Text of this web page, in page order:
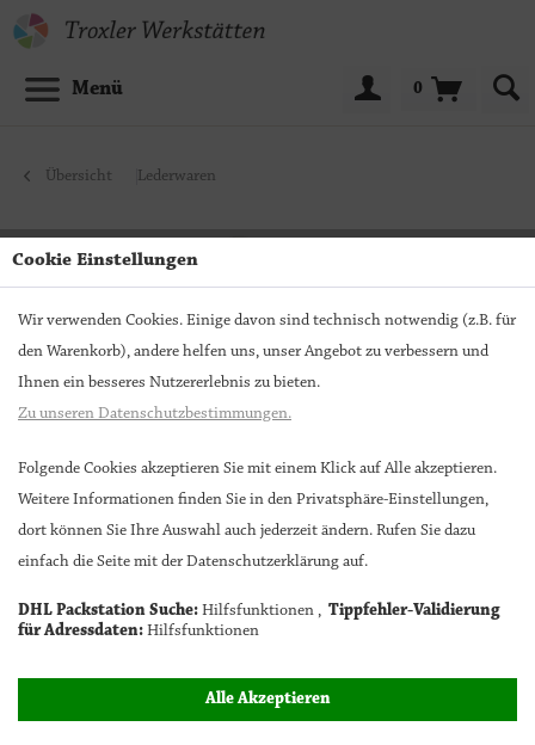
Menü 0
Übersicht Lederwaren
Globulitäschchen
Bitte wählen
In den Warenkorb
Cookie Einstellungen
Wir verwenden Cookies. Einige davon sind technisch notwendig (z.B. für
den Warenkorb), andere helfen uns, unser Angebot zu verbessern und
Ihnen ein besseres Nutzererlebnis zu bieten.
Zu unseren Datenschutzbestimmungen.
Folgende Cookies akzeptieren Sie mit einem Klick auf Alle akzeptieren.
Weitere Informationen finden Sie in den Privatsphäre-Einstellungen,
dort können Sie Ihre Auswahl auch jederzeit ändern. Rufen Sie dazu
einfach die Seite mit der Datenschutzerklärung auf.
DHL Packstation Suche: Hilfsfunktionen , Tippfehler-Validierung
für Adressdaten: Hilfsfunktionen
Alle Akzeptieren